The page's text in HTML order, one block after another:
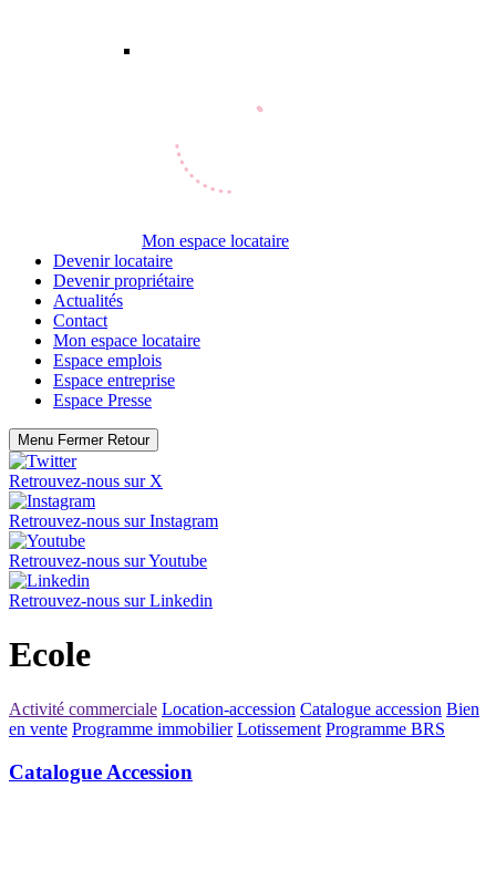
Mon espace locataire
Devenir locataire
Devenir propriétaire
Actualités
Contact
Mon espace locataire
Espace emplois
Espace entreprise
Espace Presse
Menu Fermer Retour
Retrouvez-nous sur X
Retrouvez-nous surInstagram
Retrouvez-nous surYoutube
Retrouvez-nous surLinkedin
Ecole
Activité commerciale Location-accession Catalogue accession Bien
en vente Programme immobilier Lotissement Programme BRS
Catalogue Accession